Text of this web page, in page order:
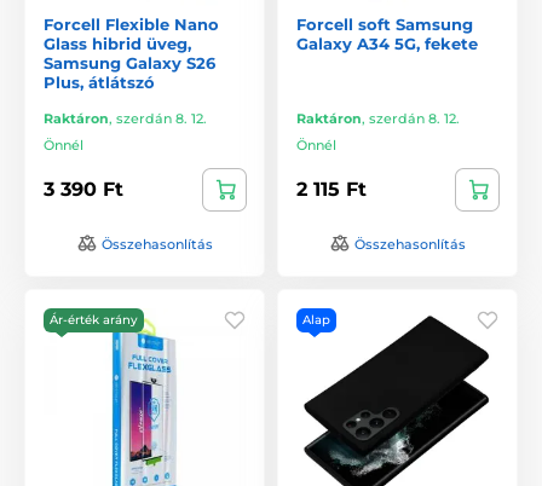
Forcell Flexible Nano
Glass hibrid üveg,
Samsung Galaxy S26
Plus, átlátszó
Raktáron, szerdán 8. 12.
Önnél
3 390 Ft
Összehasonlítás
Forcell soft Samsung
Galaxy A34 5G, fekete
Raktáron, szerdán 8. 12.
Önnél
2 115 Ft
Összehasonlítás
Ár-érték arány Alap